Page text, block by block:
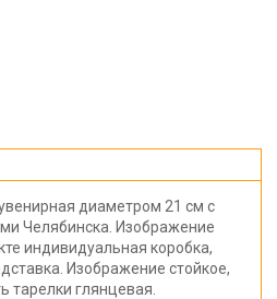
диаметром 21 см с
Челябинска. Изображение
индивидуальная коробка,
Изображение стойкое,
тарелки глянцевая.